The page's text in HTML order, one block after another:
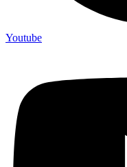
Youtube